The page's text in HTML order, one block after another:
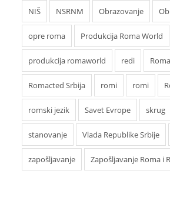
NIŠ NSRNM Obrazovanje
opre roma Produkcija Roma World
produkcija romaworld redi
Romacted Srbija romi romi
romski jezik Savet Evrope skrug
stanovanje Vlada Republike Srbije
zapošljavanje Zapošljavanje Roma i